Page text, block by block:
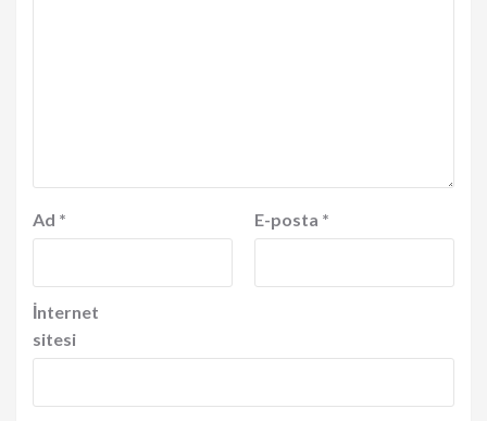
Ad * E-posta *
İnternet
sitesi